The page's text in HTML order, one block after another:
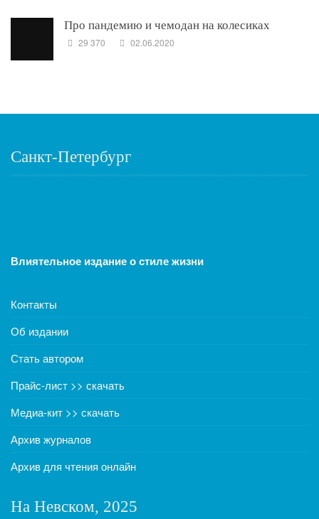
Про пандемию и чемодан на колесиках
29 370 02.06.2020
Санкт-Петербург
Влиятельное издание о стиле жизни
Контакты
Об издании
Стать автором
Прайс-лист >> скачать
Медиа-кит >> скачать
Архив журналов
Архив для чтения онлайн
На Невском, 2025